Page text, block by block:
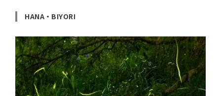
HANA・BIYORI